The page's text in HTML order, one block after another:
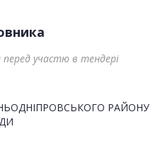
участю в тендері
РАЙОНУ